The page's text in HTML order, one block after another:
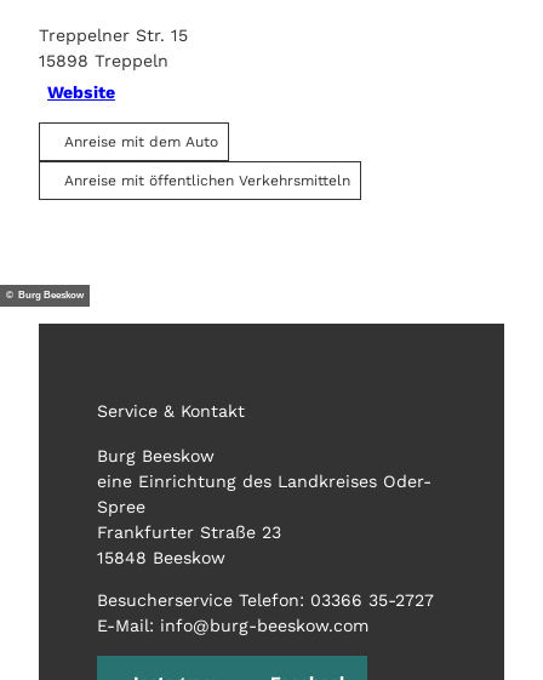
Treppelner Str. 15
15898 Treppeln
Website
Anreise mit dem Auto
Anreise mit öffentlichen Verkehrsmitteln
© Burg Beeskow
Service & Kontakt
Burg Beeskow
eine Einrichtung des Landkreises Oder-
Spree
Frankfurter Straße 23
15848 Beeskow
Besucherservice Telefon: 03366 35-2727
E-Mail: info@burg-beeskow.com